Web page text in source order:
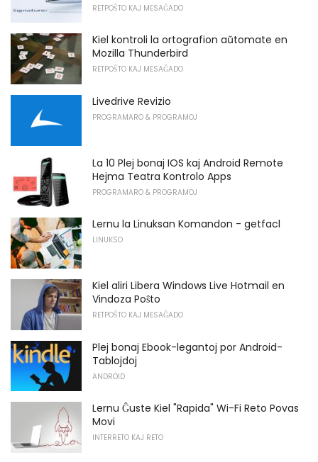
RETPOŜTO KAJ MESAĜADO
Kiel kontroli la ortografion aŭtomate en
Mozilla Thunderbird
RETPOŜTO KAJ MESAĜADO
Livedrive Revizio
PROGRAMARO & PROGRAMOJ
La 10 Plej bonaj IOS kaj Android Remote
Hejma Teatra Kontrolo Apps
PROGRAMARO & PROGRAMOJ
Lernu la Linuksan Komandon - getfacl
LINUKSO
Kiel aliri Libera Windows Live Hotmail en
Vindoza Poŝto
RETPOŜTO KAJ MESAĜADO
Plej bonaj Ebook-legantoj por Android-
Tablojdoj
ANDROID
Lernu Ĝuste Kiel "Rapida" Wi-Fi Reto Povas
Movi
INTERRETO KAJ RETO